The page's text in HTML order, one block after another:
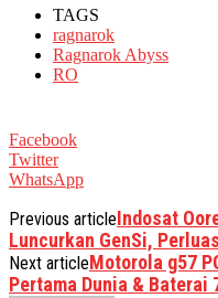
TAGS
ragnarok
Ragnarok Abyss
RO
Facebook
Twitter
WhatsApp
Previous articleIndosat
Luncurkan GenSi,
Next articleMotorola g57
Pertama Dunia & Baterai